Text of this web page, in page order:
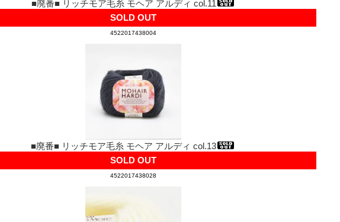
■廃番■ リッチモア毛糸 モヘア アルディ col.11
SOLD OUT
4522017438004
■廃番■ リッチモア毛糸 モヘア アルディ col.13
SOLD OUT
4522017438028